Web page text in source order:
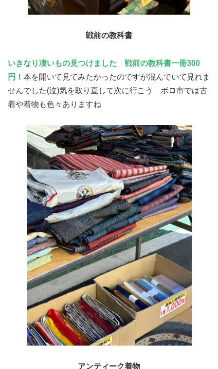
戦前の教科書
いきなり凄いもの見つけました 戦前の教科書一冊300
円！ 本を開いて見てみたかったのですが混んでいて見れま
せんでした(泣)気を取り直して次に行こう ボロ市では古
着や着物も色々ありますね
アンティーク着物